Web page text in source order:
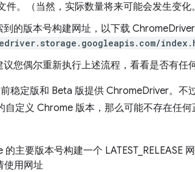
件。（当然，实际数量将来可能会发生变化
的版本号构建网址，以下载
您偶尔重新执行上述流程，看看是否有任
稳定版和 Beta 版提供 ChromeDriver。不
自定义 Chrome 版本，那么可能不存在任
主要版本号构建一个 LATEST_RELEASE
使用网址